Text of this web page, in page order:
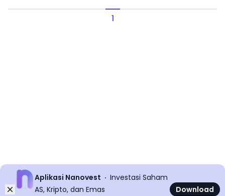
1
Dismiss
Aplikasi Nanovest
Investasi Saham
AS, Kripto, dan Emas
Download